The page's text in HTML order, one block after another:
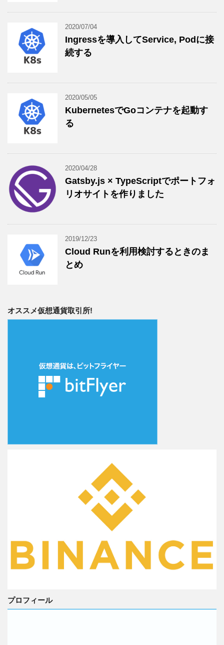
2020/07/04
Ingressを導入してService, Podに接
続する
2020/05/05
KubernetesでGoコンテナを起動す
る
2020/04/28
Gatsby.js × TypeScriptでポートフォ
リオサイトを作りました
2019/12/23
Cloud Runを利用検討するときのま
とめ
オススメ仮想通貨取引所!
プロフィール